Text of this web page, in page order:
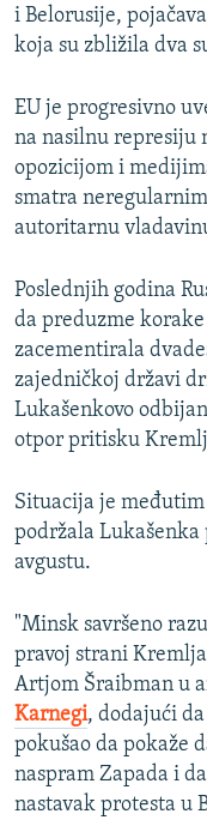
i Belorusije,
koja su zbližila dva
EU je progresivno
na nasilnu represiju
opozicijom i
smatra
autoritarnu
Poslednjih godina
da preduzme
zacementirala
zajedničkoj državi
Lukašenkovo
otpor pritisku
Situacija je međutim
podržala
avgustu.
"Minsk savršeno
pravoj strani
Artjom Šraibman u
Karnegi, dodajući
pokušao da pokaže
naspram Zapada i
nastavak protesta u